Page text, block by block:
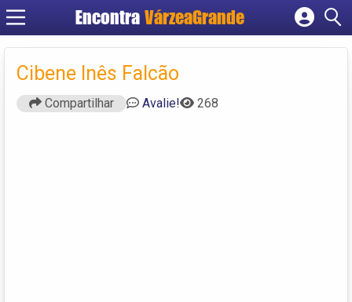
Encontra VárzeaGrande
Cadastrar empresa
Fazer login
Criar conta
Cibene Inês Falcão
Compartilhar Avalie! 268